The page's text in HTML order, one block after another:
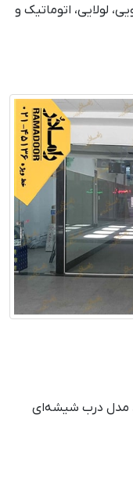
لولایی، اتوماتیک و
مدل درب شیشه‌ای